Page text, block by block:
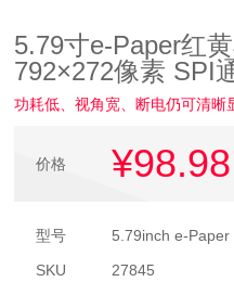
5.79寸e-Paper红
792×272像素 SPI
功耗低、视角宽、断电仍可清晰
价格 ¥98.98
型号
5.79inch e-Paper
SKU
27845